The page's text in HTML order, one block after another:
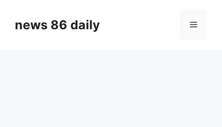
contentnews 86 daily Menu